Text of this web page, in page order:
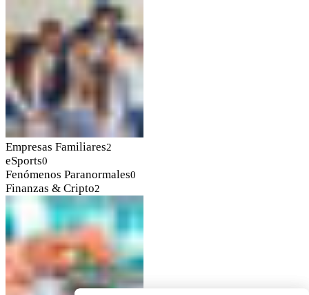
Empresas Familiares2
eSports0
Fenómenos Paranormales0
Finanzas & Cripto2